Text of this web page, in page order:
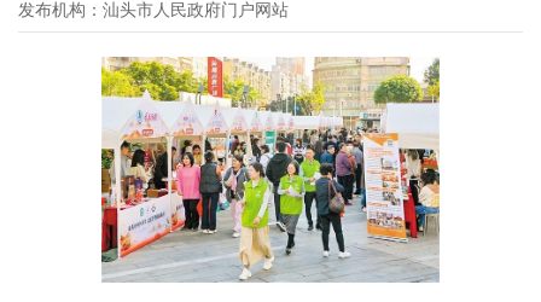
发布机构： 汕头市人民政府门户网站